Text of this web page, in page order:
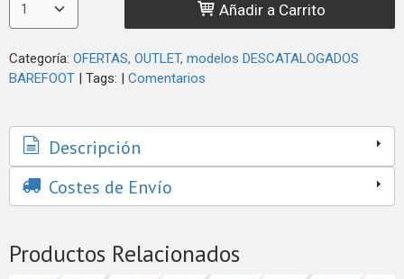
Añadir a Carrito
Categoría: OFERTAS, OUTLET, modelos DESCATALOGADOS
BAREFOOT
Tags: Comentarios
Descripción
Costes de Envío
Productos Relacionados